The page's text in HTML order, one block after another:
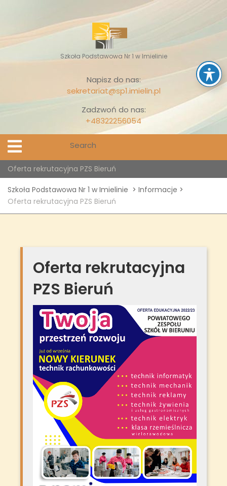
content
Szkoła Podstawowa Nr 1 w Imielinie
Napisz do nas:
sekretariat@sp1.imielin.pl
Zadzwoń do nas:
+48322256054
Open
Menu
Oferta rekrutacyjna PZS Bieruń
Szkoła Podstawowa Nr 1 w Imielinie > Informacje >
Oferta rekrutacyjna PZS Bieruń
Oferta rekrutacyjna
PZS Bieruń